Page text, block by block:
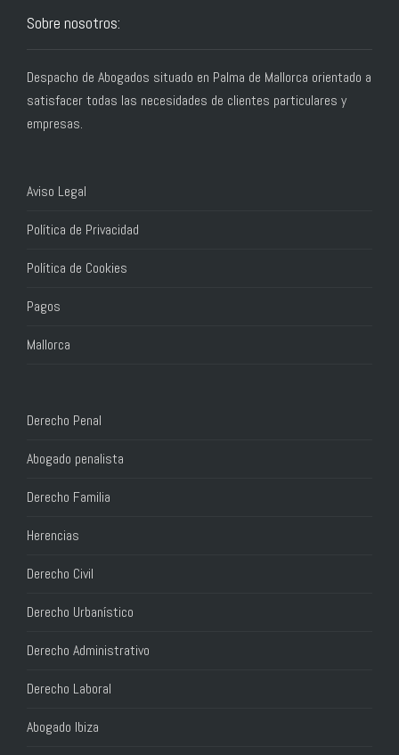
Sobre nosotros:
Despacho de Abogados situado en Palma de Mallorca orientado a
satisfacer todas las necesidades de clientes particulares y
empresas.
Aviso Legal
Política de Privacidad
Política de Cookies
Pagos
Mallorca
Derecho Penal
Abogado penalista
Derecho Familia
Herencias
Derecho Civil
Derecho Urbanístico
Derecho Administrativo
Derecho Laboral
Abogado Ibiza